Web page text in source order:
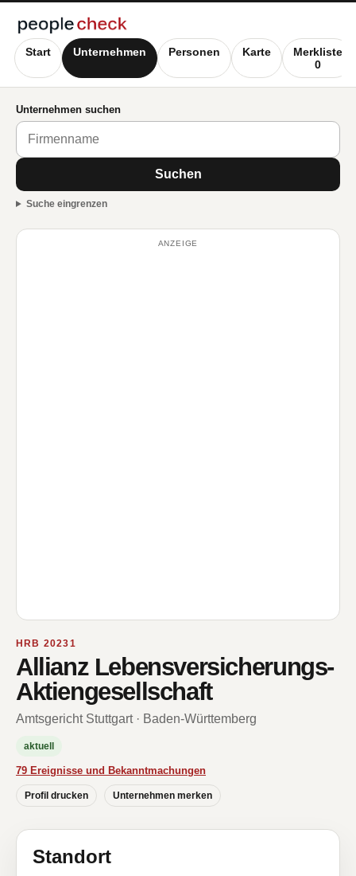
Start Unternehmen Personen Karte
Merkliste
0
Unternehmen suchen
Suchen
Suche eingrenzen
ANZEIGE
HRB 20231
Allianz Lebensversicherungs-
Aktiengesellschaft
Amtsgericht Stuttgart · Baden-Württemberg
aktuell
79 Ereignisse und Bekanntmachungen
Profil drucken Unternehmen merken
Standort